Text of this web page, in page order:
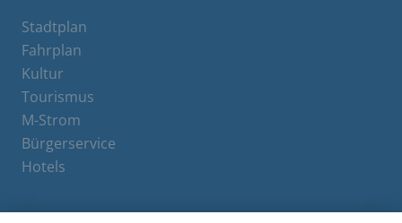
Stadtplan
Fahrplan
Kultur
Tourismus
M-Strom
Bürgerservice
Hotels